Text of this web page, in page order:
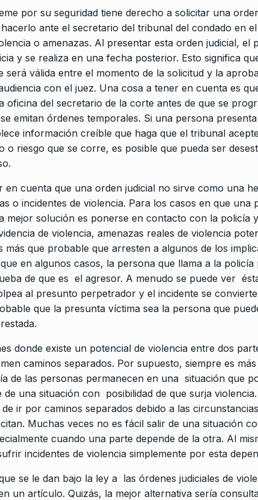
por su seguridad tiene derecho a solicitar una
ante el secretario del tribunal del condado en
o amenazas. Al presentar esta orden judicial, el
y se realiza en una fecha posterior. Esto significa
será válida entre el momento de la solicitud y la
con el juez. Una cosa a tener en cuenta es
oficina del secretario de la corte antes de que se
emitan órdenes temporales. Si una persona
información creíble que haga que el tribunal
o riesgo que se corre, es posible que pueda ser
en cuenta que una orden judicial no sirve como una
o incidentes de violencia. Para los casos en que una
mejor solución es ponerse en contacto con la policía
de violencia, amenazas reales de violencia
más que probable que arresten a algunos de los
en algunos casos, la persona que llama a la
de que es el agresor. A menudo se puede ver
al presunto perpetrador y el incidente se
que la presunta víctima sea la persona que
donde existe un potencial de violencia entre dos
caminos separados. Por supuesto, siempre es
de las personas permanecen en una situación que
de una situación con posibilidad de que surja
de ir por caminos separados debido a las
Muchas veces no es fácil salir de una situación
cuando una parte depende de la otra. Al
incidentes de violencia simplemente por esta
se le dan bajo la ley a las órdenes judiciales de
un artículo. Quizás, la mejor alternativa sería